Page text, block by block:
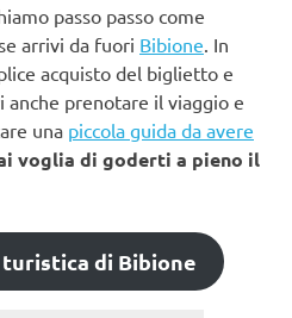
passo passo come
arrivi da fuori Bibione . In
acquisto del biglietto e
prenotare il viaggio e
una piccola guida da avere
voglia di goderti a pieno il
di Bibione